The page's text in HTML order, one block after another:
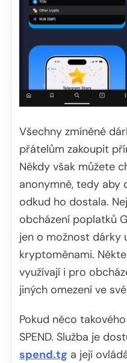
Všechny zmíněné
přátelům zakoupit
Někdy však můžete
anonymně, tedy aby
odkud ho dostala.
obcházení poplatků
jen o možnost dárky
kryptoměnami.
využívají i pro
jiných omezení ve
Pokud něco
SPEND. Služba je
spend.tg a její